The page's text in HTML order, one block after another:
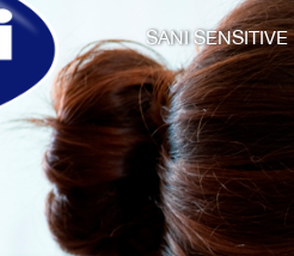
SANI SENSITIVE